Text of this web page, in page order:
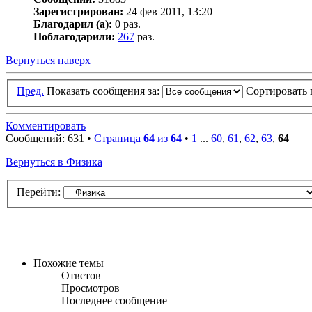
Зарегистрирован: 24 фев 2011, 13:20
Благодарил (а): 0 раз.
Поблагодарили: 267 раз.
Вернуться наверх
Пред. Показать сообщения за: Сортировать
Комментировать
Сообщений: 631 • Страница 64 из 64 • 1 ... 60, 61, 62, 63, 64
Вернуться в Физика
Перейти:
Похожие темы
Ответов
Просмотров
Последнее сообщение